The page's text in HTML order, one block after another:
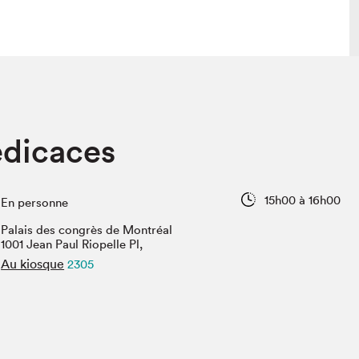
Vidéos et balados
En personne
15h00 à 16h00
Palais des congrès de Montréal
1001 Jean Paul Riopelle Pl,
Au kiosque 2305